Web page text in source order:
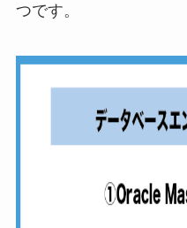
つです。